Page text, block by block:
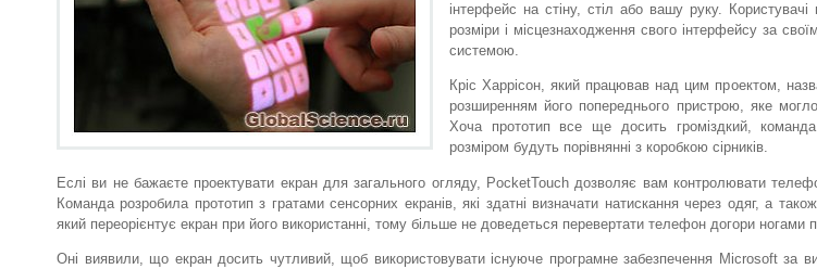
інтерфейс на стіну, стіл або вашу руку.
розміри і місцезнаходження свого інтерфейсу за
системою.
Кріс Харрісон, який працював над цим проектом,
розширенням його попереднього пристрою, яке
Хоча прототип все ще досить громіздкий,
розміром будуть порівнянні з коробкою сірників.
Еслі ви не бажаєте проектувати екран для загального огляду, PocketTouch дозволяє вам контролювати
Команда розробила прототип з гратами сенсорних екранів, які здатні визначати натискання через одяг, а
який переорієнтує екран при його використанні, тому більше не доведеться перевертати телефон догори ногами
Оні виявили, що екран досить чутливий, щоб використовувати існуюче програмне забезпечення Microsoft за